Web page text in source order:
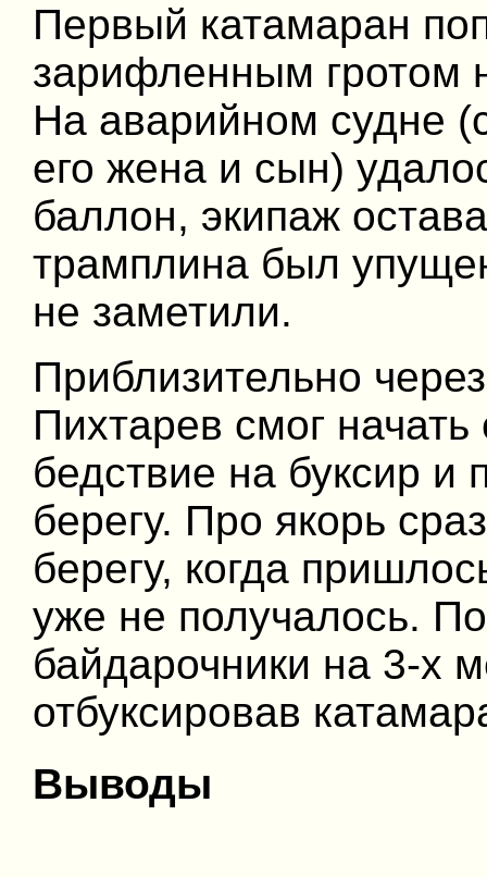
Первый катамаран
зарифленным гротом
На аварийном судне
его жена и сын)
баллон, экипаж
трамплина был
не заметили.
Приблизительно
Пихтарев смог
бедствие на буксир и
берегу. Про якорь
берегу, когда
уже не получалось.
байдарочники на 3-х
отбуксировав
Выводы